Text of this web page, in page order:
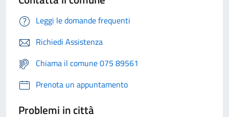
Leggi le domande frequenti
Richiedi Assistenza
Chiama il comune 075 89561
Prenota un appuntamento
Problemi in città